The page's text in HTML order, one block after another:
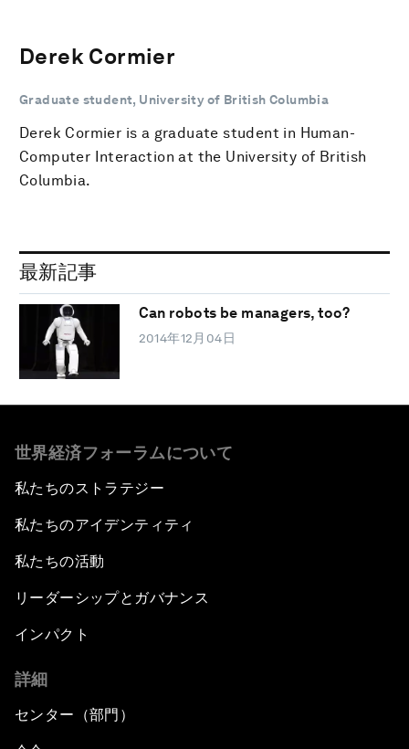
Derek Cormier
Graduate student, University of British Columbia
Derek Cormier is a graduate student in Human-
Computer Interaction at the University of British
Columbia.
最新記事
Can robots be managers, too?
2014年12月04日
世界経済フォーラムについて
私たちのストラテジー
私たちのアイデンティティ
私たちの活動
リーダーシップとガバナンス
インパクト
詳細
センター（部門）